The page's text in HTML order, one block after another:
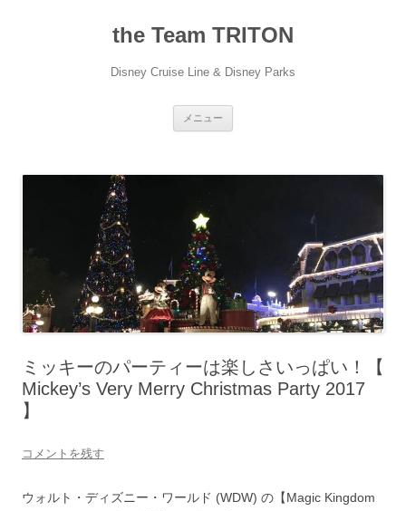
the Team TRITON
Disney Cruise Line & Disney Parks
メニュー
ミッキーのパーティーは楽しさいっぱい！【
Mickey’s Very Merry Christmas Party 2017
】
コメントを残す
ウォルト・ディズニー・ワールド (WDW) の【Magic Kingdom